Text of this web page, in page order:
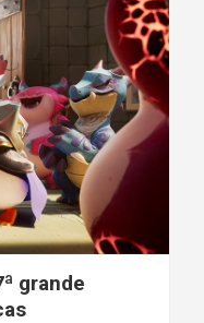
grande